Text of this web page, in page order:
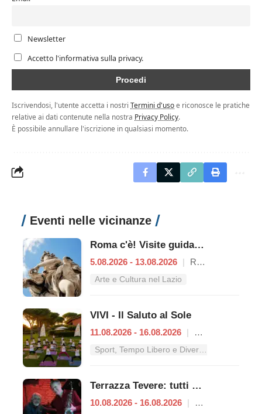
Newsletter
Accetto l'informativa sulla privacy.
Iscrivendosi, l'utente accetta i nostri Termini d'usoe riconosce le pratiche
relative ai dati contenute nella nostra Privacy Policy.
È possibile annullare l'iscrizione in qualsiasi momento.
Eventi nelle vicinanze
Roma c'è! Visite guidate (anche per bambini) dal 5 al 13 agosto 2026
5.08.2026 - 13.08.2026 | Roma
Arte e Cultura nel Lazio
VIVI - Il Saluto al Sole
11.08.2026 - 16.08.2026 |
Terrazza Tevere: tutti gli appuntamenti dal 10 al 16 agosto
10.08.2026 - 16.08.2026 |